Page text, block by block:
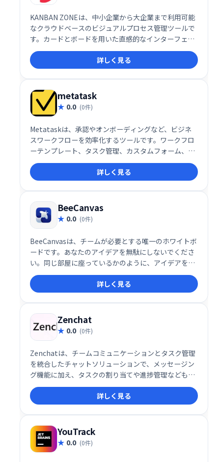
KANBAN ZONEは、中小企業から大企業まで利用可能
なクラウドベースのビジュアルプロセス管理ツールで
す。カードとボードを用いた直感的なインターフェー
スで、プロジェクトやタスクの管理、コラボレーショ
ン、優先順位付け、ワークフローの最適化を支援しま
す。インタラクティブなシステムにより、チーム全体
での効率的な作業を実現し、生産性向上に貢献しま
す。
詳しく見る
metatask
0.0 (0件)
Metataskは、承認やオンボーディングなど、ビジネ
スワークフローを効率化するツールです。ワークフロ
ーテンプレート、タスク管理、カスタムフォーム、チ
ャット機能などを備え、社内プロセスの作成・整理を
支援します。Zapier連携にも対応し、ブランドの一貫
性を保ちながら、業務効率の向上を実現します。チー
ムの生産性向上に最適なソリューションです。
詳しく見る
BeeCanvas
0.0 (0件)
BeeCanvasは、チームが必要とする唯一のホワイトボ
ードです。あなたのアイデアを無駄にしないでくださ
い。同じ部屋に座っているかのように、アイデアを視
覚化して作業をすばやく完了します。BeeCanvasは、
お気に入りの日常のツールともシームレスに統合でき
ます。
詳しく見る
Zenchat
0.0 (0件)
Zenchatは、チームコミュニケーションとタスク管理
を統合したチャットソリューションで、メッセージン
グ機能に加え、タスクの割り当てや進捗管理なども一
元化します。
詳しく見る
YouTrack
0.0 (0件)